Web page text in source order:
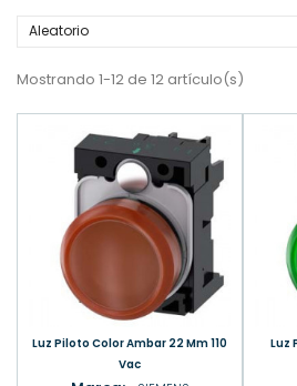
Aleatorio
Mostrando 1-12 de 12 artículo(s)
Luz Piloto Color Ambar 22 Mm 110
Vac
Luz Piloto Color Verde 22 Mm